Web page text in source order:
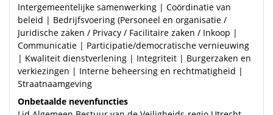
Intergemeentelijke samenwerking | Coördinatie van
beleid | Bedrijfsvoering (Personeel en organisatie /
Juridische zaken / Privacy / Facilitaire zaken / Inkoop |
Communicatie | Participatie/democratische vernieuwing
| Kwaliteit dienstverlening | Integriteit | Burgerzaken en
verkiezingen | Interne beheersing en rechtmatigheid |
Straatnaamgeving
Onbetaalde nevenfuncties